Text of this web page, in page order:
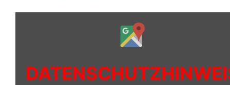
anzeigen